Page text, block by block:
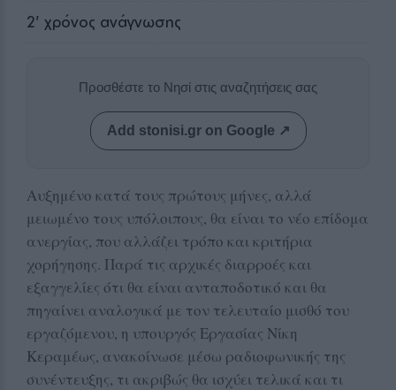
2' χρόνος ανάγνωσης
Προσθέστε το Νησί στις αναζητήσεις σας
Add stonisi.gr on Google ↗
Αυξημένο κατά τους πρώτους μήνες, αλλά
μειωμένο τους υπόλοιπους, θα είναι το νέο επίδομα
ανεργίας, που αλλάζει τρόπο και κριτήρια
χορήγησης. Παρά τις αρχικές διαρροές και
εξαγγελίες ότι θα είναι ανταποδοτικό και θα
πηγαίνει αναλογικά με τον τελευταίο μισθό του
εργαζόμενου, η υπουργός Εργασίας Νίκη
Κεραμέως, ανακοίνωσε μέσω ραδιοφωνικής της
συνέντευξης, τι ακριβώς θα ισχύει τελικά και τι